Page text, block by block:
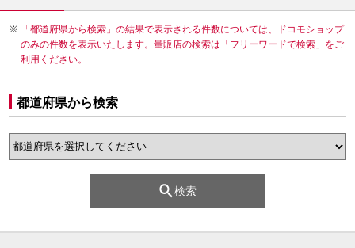
「都道府県から検索」の結果で表示される件数については、ドコモショップ
のみの件数を表示いたします。量販店の検索は「フリーワードで検索」をご
利用ください。
都道府県から検索
検索